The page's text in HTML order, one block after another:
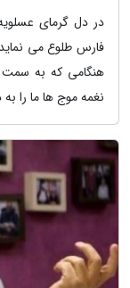
در دل گرمای
فارس طلوع می
هنگامی که به سمت
نغمه موج ها ما را